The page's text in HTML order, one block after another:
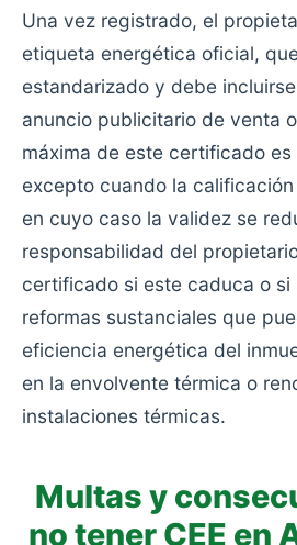
Una vez registrado, el
etiqueta energética oficial,
estandarizado y debe
anuncio publicitario de venta
máxima de este certificado es
excepto cuando la
en cuyo caso la validez se
responsabilidad del
certificado si este caduca o si
reformas sustanciales que
eficiencia energética del
en la envolvente térmica o
instalaciones térmicas.
Multas y
no tener CEE en